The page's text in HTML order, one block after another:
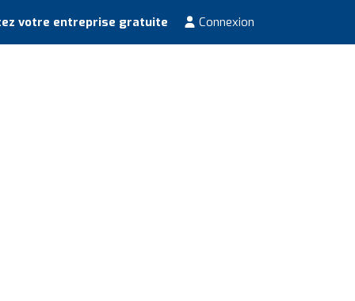
votre entreprise gratuite Connexion